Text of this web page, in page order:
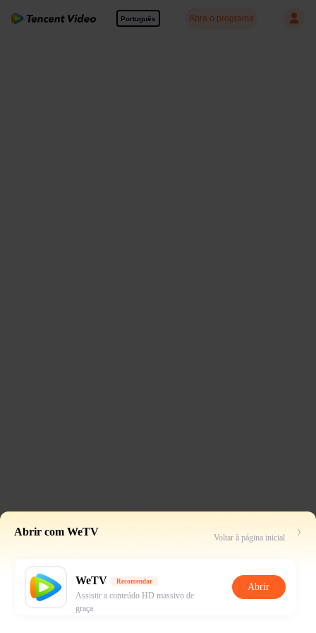
Português Abra o programa
Abrir com WeTV Voltar à página inicial
WeTV Recomendar
Assistir a conteúdo HD massivo de
graça
Abrir